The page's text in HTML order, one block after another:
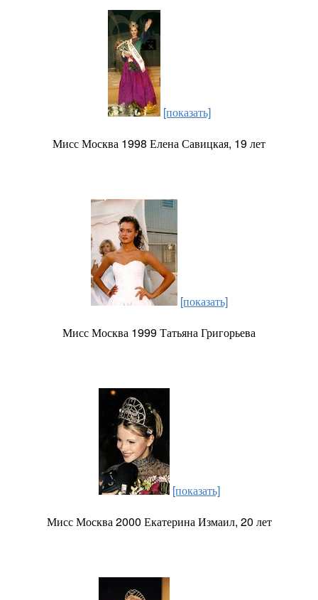
[показать]
Мисс Москва 1998 Елена Савицкая, 19 лет
[показать]
Мисс Москва 1999 Татьяна Григорьева
[показать]
Мисс Москва 2000 Екатерина Измаил, 20 лет